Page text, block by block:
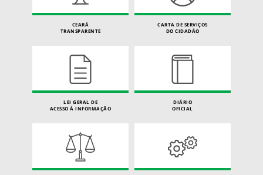
CEARÁ
TRANSPARENTE
CARTA DE SERVIÇOS
DO CIDADÃO
LEI GERAL DE
ACESSO À INFORMAÇÃO
DIÁRIO
OFICIAL